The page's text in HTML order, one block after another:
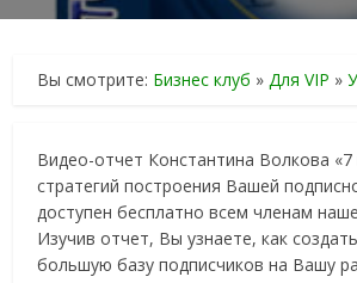
Вы смотрите: Бизнес клуб »Для VIP »
Видео-отчет Константина Волкова «7
стратегий построения Вашей
доступен бесплатно всем членам
Изучив отчет, Вы узнаете, как
большую базу подписчиков на Вашу